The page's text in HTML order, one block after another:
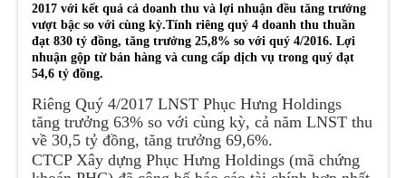
2017 với kết quả cả doanh thu và lợi nhuận đều tăng trưởng
vượt bậc so với cùng kỳ.Tính riêng quý 4 doanh thu thuần
đạt 830 tỷ đồng, tăng trưởng 25,8% so với quý 4/2016. Lợi
nhuận gộp từ bán hàng và cung cấp dịch vụ trong quý đạt
54,6 tỷ đồng.
Riêng Quý 4/2017 LNST Phục Hưng Holdings
tăng trưởng 63% so với cùng kỳ, cả năm LNST thu
về 30,5 tỷ đồng, tăng trưởng 69,6%.
CTCP Xây dựng Phục Hưng Holdings (mã chứng